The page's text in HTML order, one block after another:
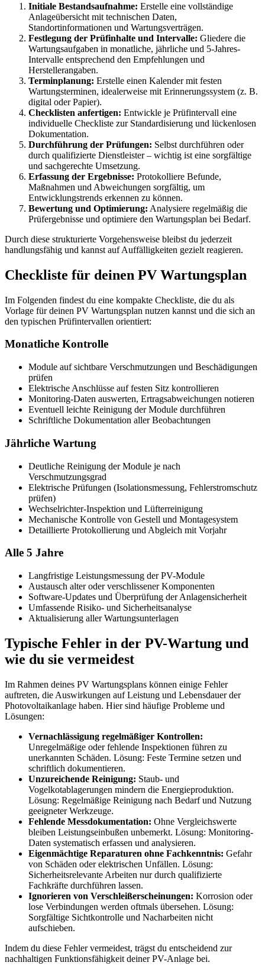
Initiale Bestandsaufnahme: Erstelle eine vollständige
Anlageübersicht mit technischen Daten,
Standortinformationen und Wartungsverträgen.
Festlegung der Prüfinhalte und Intervalle: Gliedere die
Wartungsaufgaben in monatliche, jährliche und 5-Jahres-
Intervalle entsprechend den Empfehlungen und
Herstellerangaben.
Terminplanung: Erstelle einen Kalender mit festen
Wartungsterminen, idealerweise mit Erinnerungssystem (z. B.
digital oder Papier).
Checklisten anfertigen: Entwickle je Prüfintervall eine
individuelle Checkliste zur Standardisierung und lückenlosen
Dokumentation.
Durchführung der Prüfungen: Selbst durchführen oder
durch qualifizierte Dienstleister – wichtig ist eine sorgfältige
und sachgerechte Umsetzung.
Erfassung der Ergebnisse: Protokolliere Befunde,
Maßnahmen und Abweichungen sorgfältig, um
Entwicklungstrends erkennen zu können.
Bewertung und Optimierung: Analysiere regelmäßig die
Prüfergebnisse und optimiere den Wartungsplan bei Bedarf.
Durch diese strukturierte Vorgehensweise bleibst du jederzeit
handlungsfähig und kannst auf Auffälligkeiten gezielt reagieren.
Checkliste für deinen PV Wartungsplan
Im Folgenden findest du eine kompakte Checkliste, die du als
Vorlage für deinen PV Wartungsplan nutzen kannst und die sich an
den typischen Prüfintervallen orientiert:
Monatliche Kontrolle
Module auf sichtbare Verschmutzungen und Beschädigungen
prüfen
Elektrische Anschlüsse auf festen Sitz kontrollieren
Monitoring-Daten auswerten, Ertragsabweichungen notieren
Eventuell leichte Reinigung der Module durchführen
Schriftliche Dokumentation aller Beobachtungen
Jährliche Wartung
Deutliche Reinigung der Module je nach
Verschmutzungsgrad
Elektrische Prüfungen (Isolationsmessung, Fehlerstromschutz
prüfen)
Wechselrichter-Inspektion und Lüfterreinigung
Mechanische Kontrolle von Gestell und Montagesystem
Detaillierte Protokollierung und Abgleich mit Vorjahr
Alle 5 Jahre
Langfristige Leistungsmessung der PV-Module
Austausch alter oder verschlissener Komponenten
Software-Updates und Überprüfung der Anlagensicherheit
Umfassende Risiko- und Sicherheitsanalyse
Aktualisierung aller Wartungsunterlagen
Typische Fehler in der PV-Wartung und
wie du sie vermeidest
Im Rahmen deines PV Wartungsplans können einige Fehler
auftreten, die Auswirkungen auf Leistung und Lebensdauer der
Photovoltaikanlage haben. Hier sind häufige Probleme und
Lösungen:
Vernachlässigung regelmäßiger Kontrollen:
Unregelmäßige oder fehlende Inspektionen führen zu
unerkannten Schäden. Lösung: Feste Termine setzen und
schriftlich dokumentieren.
Unzureichende Reinigung: Staub- und
Vogelkotablagerungen mindern die Energieproduktion.
Lösung: Regelmäßige Reinigung nach Bedarf und Nutzung
geeigneter Werkzeuge.
Fehlende Messdokumentation: Ohne Vergleichswerte
bleiben Leistungseinbußen unbemerkt. Lösung: Monitoring-
Daten systematisch erfassen und analysieren.
Eigenmächtige Reparaturen ohne Fachkenntnis: Gefahr
von Schäden oder elektrischen Unfällen. Lösung:
Sicherheitsrelevante Arbeiten nur durch qualifizierte
Fachkräfte durchführen lassen.
Ignorieren von Verschleißerscheinungen: Korrosion oder
lose Verbindungen werden oftmals übersehen. Lösung:
Sorgfältige Sichtkontrolle und Nacharbeiten nicht
aufschieben.
Indem du diese Fehler vermeidest, trägst du entscheidend zur
nachhaltigen Funktionsfähigkeit deiner PV-Anlage bei.